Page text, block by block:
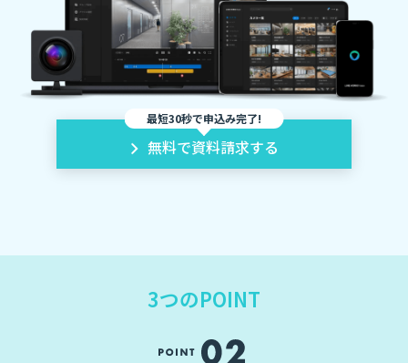
最短30秒で申込み完了!
無料で資料請求する
3つのPOINT